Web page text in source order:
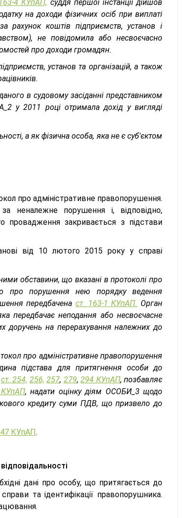
4 КУпАП, суддя першої інстанції дійшов
на доходи фізичних осіб при виплаті
рахунок коштів підприємств, установ і
не повідомила або несвоєчасно
про доходи громадян.
установ та організацій, а також
в судовому засіданні представником
у 2011 році отримала дохід у вигляді
а як фізична особа, яка не є суб'єктом
про адміністративне правопорушення.
неналежне порушення і, відповідно,
провадження закривається з підстави
від 10 лютого 2015 року у справі
обставини, що вказані в протоколі про
про порушення нею порядку ведення
передбаченаст. 163-1 КУпАП. Орган
передбачає неподання або несвоєчасне
доручень на перерахування належних до
про адміністративне правопорушення
підстава для притягнення особи до
ст. 254, 256, 257, 279,294 КУпАП, позбавляє
, надати оцінку діям ОСОБИ_3 щодо
кредиту суми ПДВ, що призвело до
КУпАП.
дані про особу, що притягається до
та ідентифікації правопорушника.